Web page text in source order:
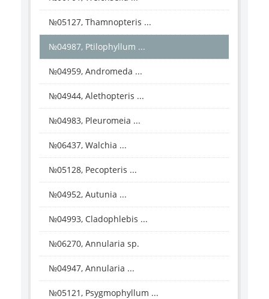
№05127, Thamnopteris ...
№04987, Ptilophyllum ...
№04959, Andromeda ...
№04944, Alethopteris ...
№04983, Pleuromeia ...
№06437, Walchia ...
№05128, Pecopteris ...
№04952, Autunia ...
№04993, Cladophlebis ...
№06270, Annularia sp.
№04947, Annularia ...
№05121, Psygmophyllum ...